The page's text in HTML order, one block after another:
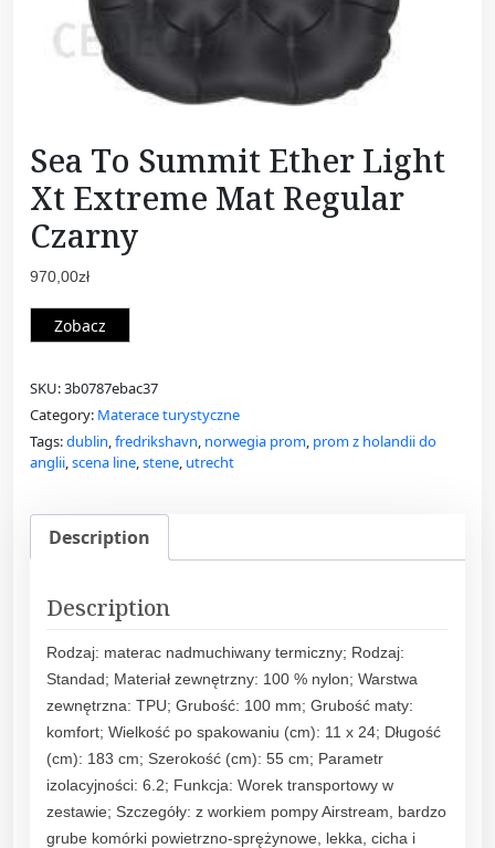
Sea To Summit Ether Light
Xt Extreme Mat Regular
Czarny
970,00zł
Zobacz
SKU:3b0787ebac37
Category: Materace turystyczne
Tags:dublin,fredrikshavn, norwegia prom, prom z holandii do
anglii,scena line,stene, utrecht
Description
Description
Rodzaj: materac nadmuchiwany termiczny; Rodzaj:
Standad; Materiał zewnętrzny: 100 % nylon; Warstwa
zewnętrzna: TPU; Grubość: 100 mm; Grubość maty:
komfort; Wielkość po spakowaniu (cm): 11 x 24; Długość
(cm): 183 cm; Szerokość (cm): 55 cm; Parametr
izolacyjności: 6.2; Funkcja: Worek transportowy w
zestawie; Szczegóły: z workiem pompy Airstream, bardzo
grube komórki powietrzno-sprężynowe, lekka, cicha i